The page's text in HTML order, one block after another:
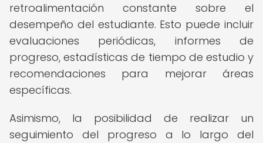
retroalimentación constante sobre el
desempeño del estudiante. Esto puede incluir
evaluaciones periódicas, informes de
progreso, estadísticas de tiempo de estudio y
recomendaciones para mejorar áreas
específicas.
Asimismo, la posibilidad de realizar un
seguimiento del progreso a lo largo del